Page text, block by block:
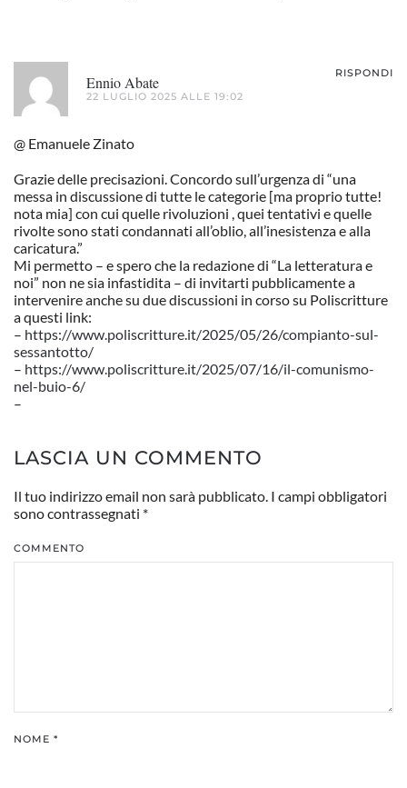
Ennio Abate
22 LUGLIO 2025 ALLE 19:02
RISPONDI
@ Emanuele Zinato
Grazie delle precisazioni. Concordo sull’urgenza di “una
messa in discussione di tutte le categorie [ma proprio tutte!
nota mia] con cui quelle rivoluzioni , quei tentativi e quelle
rivolte sono stati condannati all’oblio, all’inesistenza e alla
caricatura.”
Mi permetto – e spero che la redazione di “La letteratura e
noi” non ne sia infastidita – di invitarti pubblicamente a
intervenire anche su due discussioni in corso su Poliscritture
a questi link:
– https://www.poliscritture.it/2025/05/26/compianto-sul-
sessantotto/
– https://www.poliscritture.it/2025/07/16/il-comunismo-
nel-buio-6/
–
LASCIA UN COMMENTO
Il tuo indirizzo email non sarà pubblicato. I campi obbligatori
sono contrassegnati *
COMMENTO
NOME *